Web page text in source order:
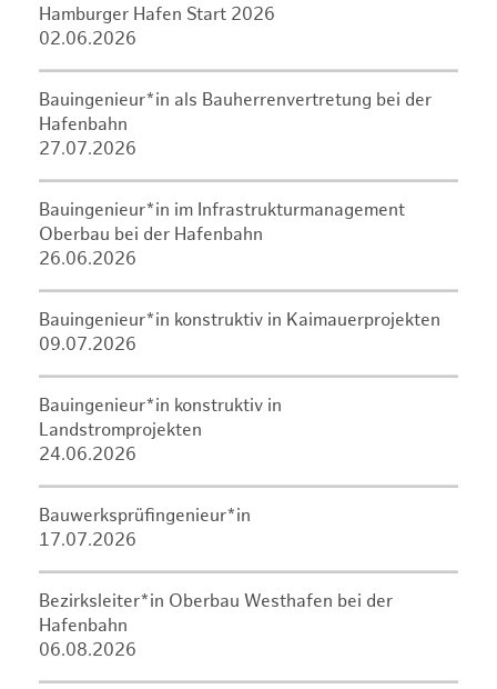
Hamburger Hafen Start 2026
02.06.2026
Bauingenieur*in als Bauherrenvertretung bei der
Hafenbahn
27.07.2026
Bauingenieur*in im Infrastrukturmanagement
Oberbau bei der Hafenbahn
26.06.2026
Bauingenieur*in konstruktiv in Kaimauerprojekten
09.07.2026
Bauingenieur*in konstruktiv in
Landstromprojekten
24.06.2026
Bauwerksprüfingenieur*in
17.07.2026
Bezirksleiter*in Oberbau Westhafen bei der
Hafenbahn
06.08.2026